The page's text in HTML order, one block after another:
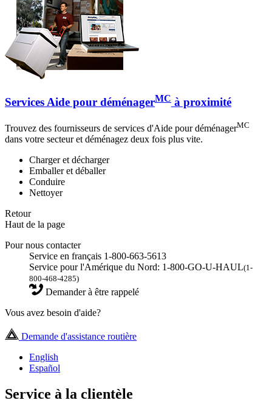
Services Aide pour déménagerMC à proximité
Trouvez des fournisseurs de services d'Aide pour déménagerMC
dans votre secteur et déménagez deux fois plus vite.
Charger et décharger
Emballer et déballer
Conduire
Nettoyer
Retour
Haut de la page
Pour nous contacter
Service en français 1-800-663-5613
Service pour l'Amérique du Nord: 1-800-GO-U-HAUL(1-
800-468-4285)
Demander à être rappelé
Vous avez besoin d'aide?
Demande d'assistance routière
English
Español
Service à la clientèle